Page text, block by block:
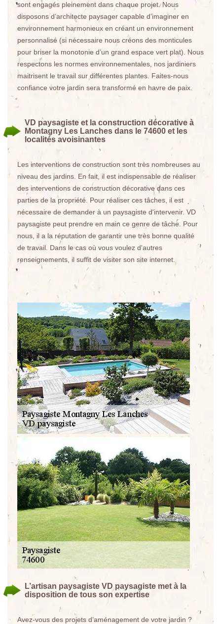
sont engagés pleinement dans chaque projet. Nous
disposons d’architecte paysager capable d’imaginer en
environnement harmonieux en créant un environnement
personnalisé (si nécessaire nous créons des monticules
pour briser la monotonie d’un grand espace vert plat). Nous
respectons les normes environnementales, nos jardiniers
maitrisent le travail sur différentes plantes. Faites-nous
confiance votre jardin sera transformé en havre de paix.
VD paysagiste et la construction décorative à
Montagny Les Lanches dans le 74600 et les
localités avoisinantes
Les interventions de construction sont très nombreuses au
niveau des jardins. En fait, il est indispensable de réaliser
des interventions de construction décorative dans ces
parties de la propriété. Pour réaliser ces tâches, il est
nécessaire de demander à un paysagiste d'intervenir. VD
paysagiste peut prendre en main ce genre de tâche. Pour
nous, il a la réputation de garantir une très bonne qualité
de travail. Dans le cas où vous voulez d'autres
renseignements, il suffit de visiter son site internet.
L’artisan paysagiste VD paysagiste met à la
disposition de tous son expertise
Avez-vous des projets d’aménagement de votre jardin ?